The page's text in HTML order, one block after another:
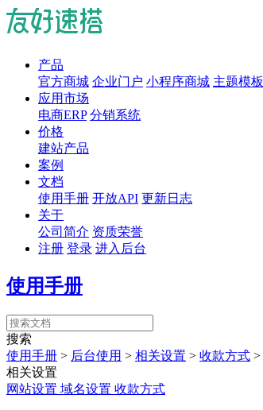
产品
官方商城 企业门户 小程序商城 主题模板
应用市场
电商ERP 分销系统
价格
建站产品
案例
文档
使用手册 开放API 更新日志
关于
公司简介 资质荣誉
注册 登录 进入后台
使用手册
搜索
使用手册 > 后台使用 > 相关设置 > 收款方式 >
相关设置
网站设置 域名设置 收款方式